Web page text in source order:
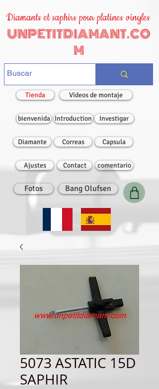
Diamants et saphirs pour platines vinyles
UNPETITDIAMANT.CO
M
Tienda Vídeos de montaje
bienvenida Introduction Investigar
Diamante Correas Capsula
Ajustes Contact comentario
Fotos Bang Olufsen
5073 ASTATIC 15D
SAPHIR